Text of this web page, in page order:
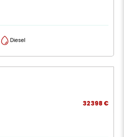
Diesel
32398 €